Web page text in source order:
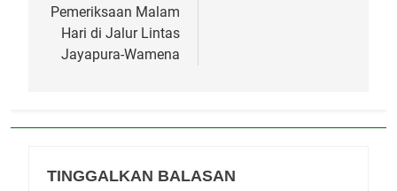
Pemeriksaan Malam
Hari di Jalur Lintas
Jayapura-Wamena
TINGGALKAN BALASAN